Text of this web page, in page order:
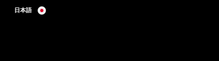
日本語